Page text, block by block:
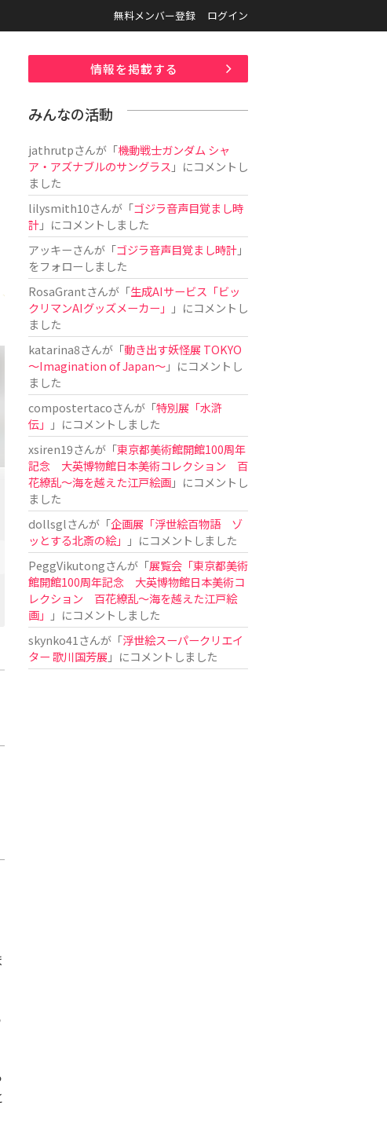
無料メンバー登録 ログイン
情報を掲載する
みんなの活動
jathrutpさんが「機動戦士ガンダム シャ
ア・アズナブルのサングラス 」にコメントし
ました
lilysmith10さんが「ゴジラ音声目覚まし時
計」にコメントしました
アッキーさんが「ゴジラ音声目覚まし時計」
をフォローしました
RosaGrantさんが「生成AIサービス「ビッ
クリマンAIグッズメーカー」
」にコメントし
ました
katarina8さんが「動き出す妖怪展 TOKYO
〜Imagination of Japan〜」にコメントし
ました
compostertacoさんが「特別展「水滸
伝」
」にコメントしました
xsiren19さんが「東京都美術館開館100周年
記念 大英博物館日本美術コレクション 百
花繚乱～海を越えた江戸絵画」にコメントし
ました
dollsglさんが「企画展「浮世絵百物語 ゾ
ッとする北斎の絵」
」にコメントしました
PeggVikutongさんが「展覧会「東京都美術
館開館100周年記念 大英博物館日本美術コ
レクション 百花繚乱〜海を越えた江戸絵
画」
」にコメントしました
skynko41 さんが「浮世絵スーパークリエイ
ター 歌川国芳展 」にコメントしました